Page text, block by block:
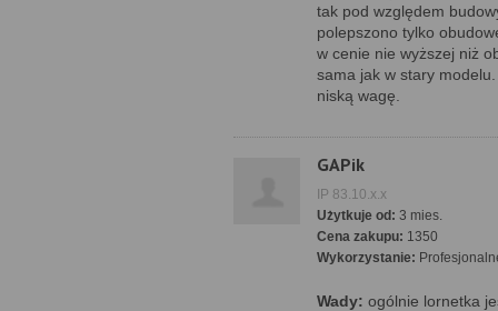
tak pod względem
polepszono tylko
w cenie nie wyższej niż
sama jak w stary
niską wagę.
GAPik
IP 83.10.x.x
Użytkuje od: 3 mies.
Cena zakupu: 1350
Wykorzystanie:
Wady: ogólnie lornetka